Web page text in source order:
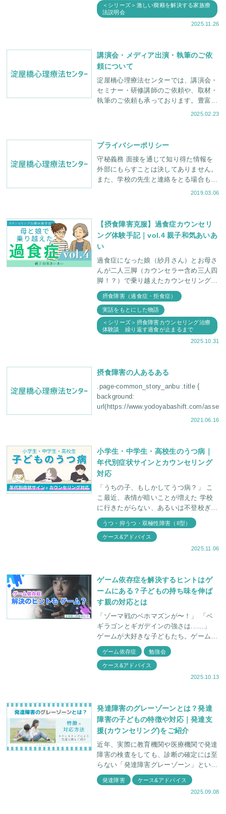
＜シリーズ＞激しい癇癪を解決する家族療
法説明会
2025.11.26
講演会・メディア出演・執筆のご依
頼について
淀屋橋心理療法センターでは、講演会・
セミナー・研修講師のご依頼や、取材・
執筆のご依頼も承っております。豊富な
経験を持つカウンセラーが対応させてい
2025.02.23
プライバシーポリシー
守秘義務 面接を通じて知り得た情報を
外部にもらすことは決してありません。
また、学校の先生と連絡をとる場合も、
ご家族の同意を得てから行います。 出
2019.03.06
【摂食障害克服】過食症カウンセリ
ング体験手記｜vol.4 親子和気あいあ
い
過食症になった娘（紗月さん）とお母さ
んが二人三脚（カウンセラー含め三人四
脚！？）で乗り越えたカウンセリング治
療体験手記 第4章。 「今太ったって言う
たなあ！」 「おかん、陽介（次男）に
言うたや
摂食障害（過食症・拒食症）
実話をもとにした物語
＜シリーズ＞摂食障害カウンセリング治療
体験談 繰り返す過食が止まるまで
2025.10.31
摂食障害の人あるある
.page-common_story_anbu .title {
background:
url(https://www.yodoyabashift.com/
2021.06.16
小学生・中学生・高校生のうつ病｜
年代別症状サインとカウンセリング
対応
「うちの子、もしかしてうつ病？」 こ
こ最近、表情が暗いことが増えた 学校
に行きたがらない、あるいは不登校ぎみ
ちょっとしたことでも怒りっぽくなった
...こういった様子がお子さ
うつ・抑うつ・双極性障害（II型）
ケース&アドバイス
2025.11.06
ゲーム依存症を解決するヒントはゲ
ームにある？子どもの持ち味を伸ば
す親の対応とは
「ゾーマ戦のベホマズンが〜！」 「ベ
ギラゴンとギガデインの強さは......」
ゲームが大好きな子どもたち。ゲームに
ついて話すときは、とっても楽しそう
ゲーム依存症 勉強会
ケース&アドバイス
2025.10.13
発達障害のグレーゾーンとは？発達
障害の子どもの特徴や対応｜発達支
援(カウンセリング)をご紹介
近年、実際に教育機関や医療機関で発達
障害の検査をしても、診断の確定には至
らない「発達障害グレーゾーン」という
言葉をよく耳にします。 言葉が遅い、
よく癇癪(かんしゃく)を起こす、落ち着
発達障害
ケース&アドバイス
2025.09.08